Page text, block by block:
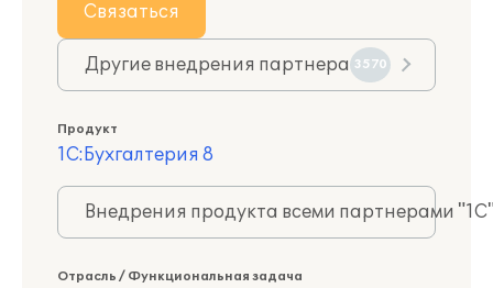
Связаться
Другие внедрения партнера 3570
Продукт
1С:Бухгалтерия 8
Внедрения продукта всеми партнерами
Отрасль / Функциональная задача